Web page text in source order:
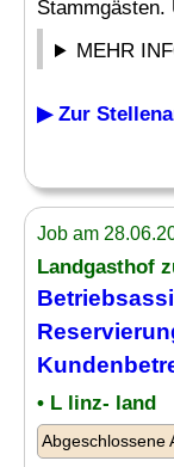
Stammgästen.
MEHR
▶ Zur
Job am
Landgasthof
• L linz- land
Abgeschlossene